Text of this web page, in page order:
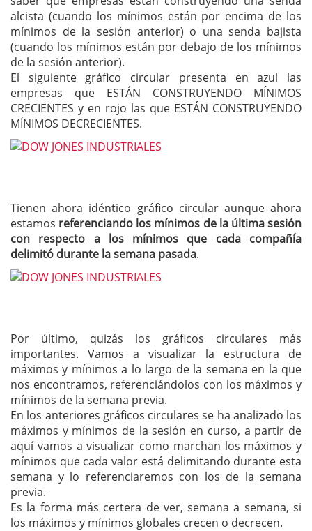
alcista (cuando los mínimos están por encima de los
mínimos de la sesión anterior) o una senda bajista
(cuando los mínimos están por debajo de los mínimos
de la sesión anterior).
El siguiente gráfico circular presenta en azul las
empresas que ESTÁN CONSTRUYENDO MÍNIMOS
CRECIENTES y en rojo las que ESTÁN CONSTRUYENDO
MÍNIMOS DECRECIENTES.
Tienen ahora idéntico gráfico circular aunque ahora
estamos referenciando los mínimos de la última sesión
con respecto a los mínimos que cada compañía
delimitó durante la semana pasada.
Por último, quizás los gráficos circulares más
importantes. Vamos a visualizar la estructura de
máximos y mínimos a lo largo de la semana en la que
nos encontramos, referenciándolos con los máximos y
mínimos de la semana previa.
En los anteriores gráficos circulares se ha analizado los
máximos y mínimos de la sesión en curso, a partir de
aquí vamos a visualizar como marchan los máximos y
mínimos que cada valor está delimitando durante esta
semana y lo referenciaremos con los de la semana
previa.
Es la forma más certera de ver, semana a semana, si
los máximos y mínimos globales crecen o decrecen.